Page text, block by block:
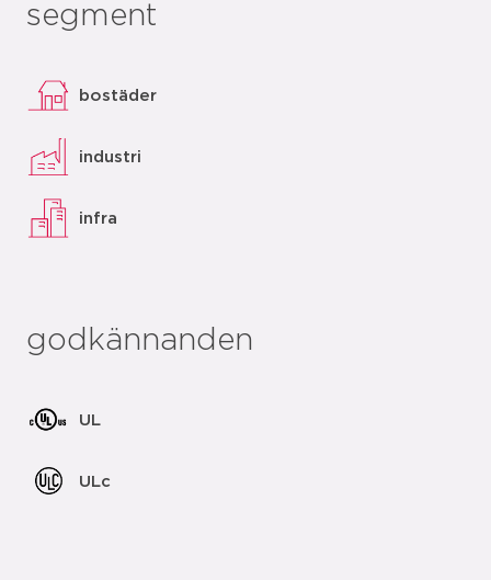
segment
bostäder
industri
infra
godkännanden
UL
ULc